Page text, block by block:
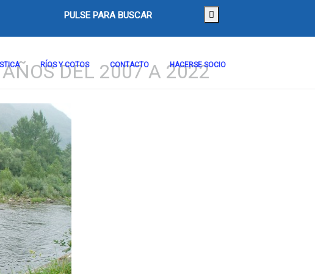
PULSE PARA BUSCAR
RÍOS Y COTOS CONTACTO HACERSE SOCIO
DEL 2007 A 2022